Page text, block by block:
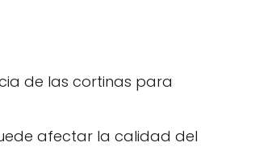
de las cortinas para
afectar la calidad del